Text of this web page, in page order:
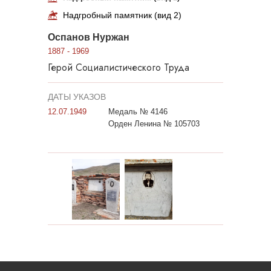
Надгробный памятник (вид 2)
Оспанов Нуржан
1887 - 1969
Герой Социалистического Труда
ДАТЫ УКАЗОВ
12.07.1949
Медаль № 4146
Орден Ленина № 105703